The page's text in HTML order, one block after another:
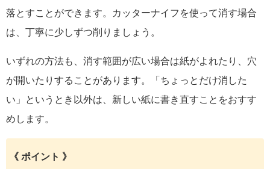
落とすことができます。カッターナイフを使って消す場合
は、丁寧に少しずつ削りましょう。
いずれの方法も、消す範囲が広い場合は紙がよれたり、穴
が開いたりすることがあります。「ちょっとだけ消した
い」というとき以外は、新しい紙に書き直すことをおすす
めします。
《 ポイント 》